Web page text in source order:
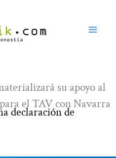
su apoyo al
el TAV con Navarra
declaración de